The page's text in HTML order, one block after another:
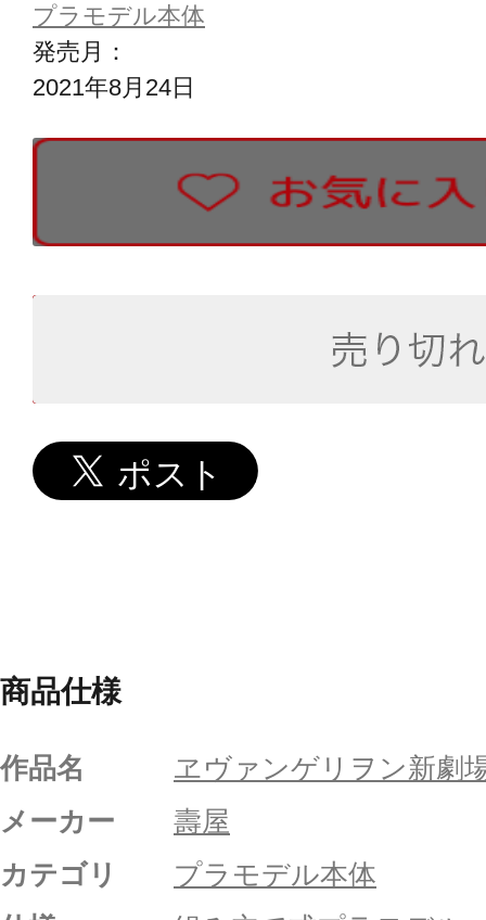
プラモデル本体
発売月：
2021年8月24日
商品仕様
作品名
ヱヴァンゲリヲン新劇
メーカー
壽屋
カテゴリ
プラモデル本体